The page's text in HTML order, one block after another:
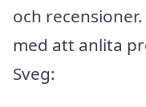
och
med att anlita
Sveg: